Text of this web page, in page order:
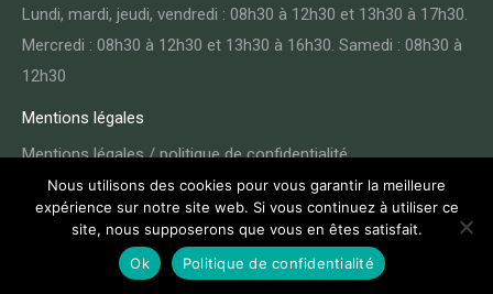
Lundi, mardi, jeudi, vendredi : 08h30 à 12h30 et 13h30 à 17h30.
Mercredi : 08h30 à 12h30 et 13h30 à 16h30. Samedi : 08h30 à
12h30
Mentions légales
Mentions légales / politique de confidentialité
Nous utilisons des cookies pour vous garantir la meilleure
expérience sur notre site web. Si vous continuez à utiliser ce
site, nous supposerons que vous en êtes satisfait.
Ok
Politique de confidentialité